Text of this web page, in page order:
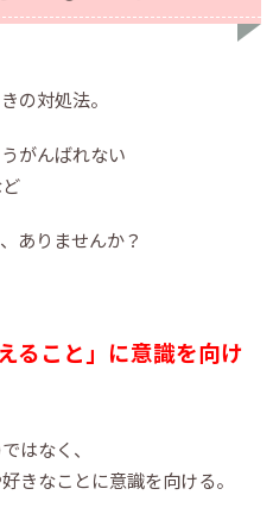
の対処法。
がんばれない
ありませんか？
ること」に意識を向け
はなく、
きなことに意識を向ける。